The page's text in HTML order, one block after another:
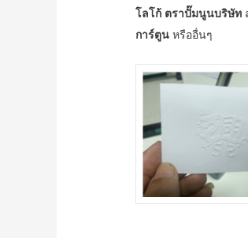
โลโก้ ตราปั๊มนูนบริษัท
การ์ตูน หรืออื่นๆ